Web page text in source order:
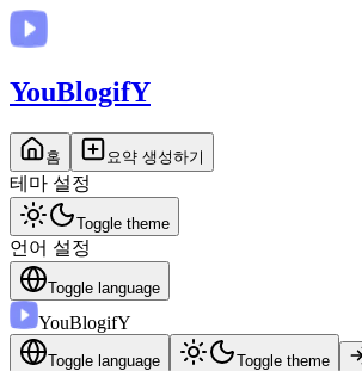
YouBlogifY
홈 요약 생성하기
테마 설정
Toggle theme
언어 설정
Toggle language
YouBlogifY
Toggle language Toggle theme